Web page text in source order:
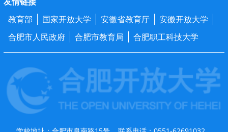
教育部
国家开放大学 安徽省教育厅
安徽开放大学
合肥市人民政府
合肥市教育局 合肥职工科技大学